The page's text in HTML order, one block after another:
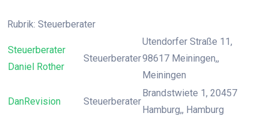
Rubrik: Steuerberater
Steuerberater
Daniel Rother
Steuerberater
Utendorfer Straße 11,
98617 Meiningen,,
Meiningen
DanRevision Steuerberater
Brandstwiete 1, 20457
Hamburg,, Hamburg